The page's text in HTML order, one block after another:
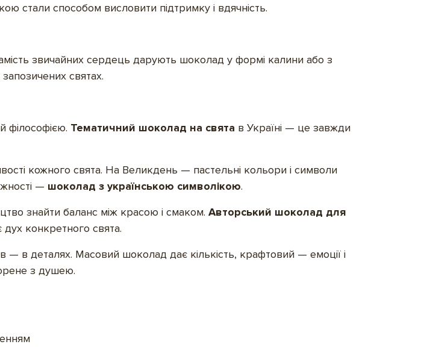
стали способом висловити підтримку і вдячність.
звичайних сердець дарують шоколад у формі калини або з
святах.
філософією. Тематичний шоколад на свята в Україні — це завжди
кожного свята. На Великдень — пастельні кольори і символи
— шоколад з українською символікою.
знайти баланс між красою і смаком. Авторський шоколад для
конкретного свята.
в деталях. Масовий шоколад дає кількість, крафтовий — емоції і
з душею.